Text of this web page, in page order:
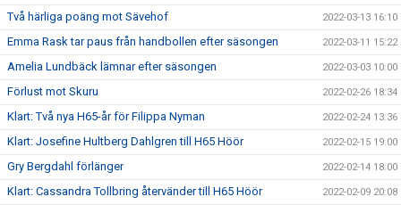
Två härliga poäng mot Sävehof 2022-03-13 16:10
Emma Rask tar paus från handbollen efter säsongen 2022-03-11 15:22
Amelia Lundbäck lämnar efter säsongen 2022-03-03 10:00
Förlust mot Skuru 2022-02-26 18:34
Klart: Två nya H65-år för Filippa Nyman 2022-02-24 13:36
Klart: Josefine Hultberg Dahlgren till H65 Höör 2022-02-15 19:00
Gry Bergdahl förlänger 2022-02-14 18:00
Klart: Cassandra Tollbring återvänder till H65 Höör 2022-02-09 20:08